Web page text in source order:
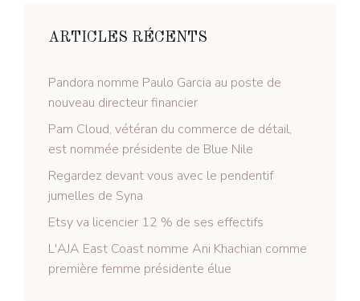
ARTICLES RÉCENTS
Pandora nomme Paulo Garcia au poste de
nouveau directeur financier
Pam Cloud, vétéran du commerce de détail,
est nommée présidente de Blue Nile
Regardez devant vous avec le pendentif
jumelles de Syna
Etsy va licencier 12 % de ses effectifs
L'AJA East Coast nomme Ani Khachian comme
première femme présidente élue